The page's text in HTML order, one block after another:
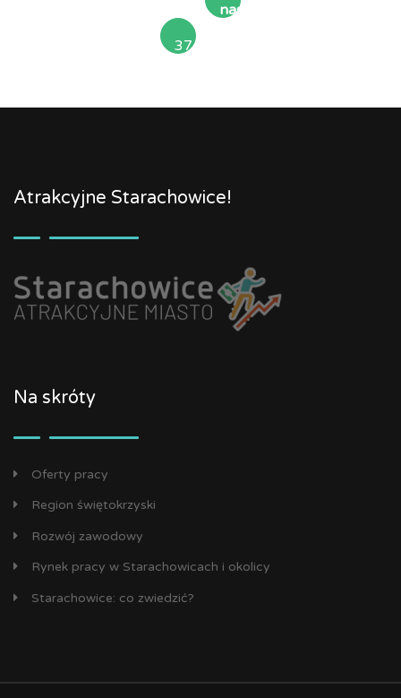
37
następna
Atrakcyjne Starachowice!
Na skróty
Oferty pracy
Region świętokrzyski
Rozwój zawodowy
Rynek pracy w Starachowicach i okolicy
Starachowice: co zwiedzić?